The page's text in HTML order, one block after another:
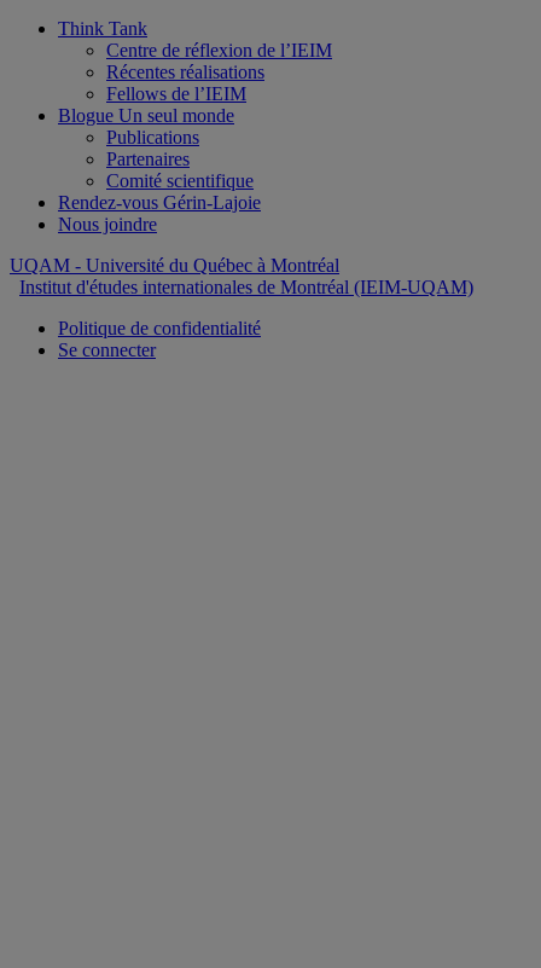
Think Tank
Centre de réflexion de l’IEIM
Récentes réalisations
Fellows de l’IEIM
Blogue Un seul monde
Publications
Partenaires
Comité scientifique
Rendez-vous Gérin-Lajoie
Nous joindre
UQAM - Université du Québec à Montréal
Institut d'études internationales de Montréal (IEIM-UQAM)
Politique de confidentialité
Se connecter